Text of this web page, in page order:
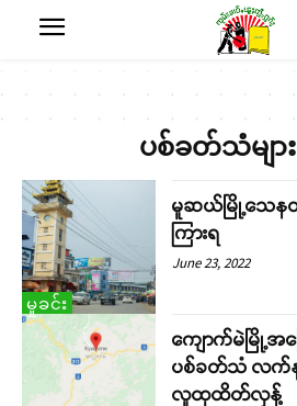
ပစ်ခတ်သံများ
မှုခင်း
မူဆယ်မြို့သေ
ကြားရ
June 23, 2022
ကျောက်မဲမြို့
ပစ်ခတ်သံ လက်နက်
လူထုထိတ်လှန့်